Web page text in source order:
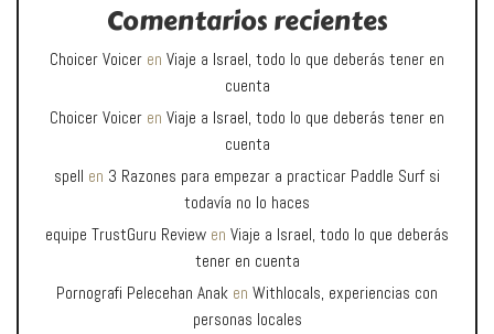
Comentarios recientes
Choicer Voicer en Viaje a Israel, todo lo que deberás tener en
cuenta
Choicer Voicer en Viaje a Israel, todo lo que deberás tener en
cuenta
spell en 3 Razones para empezar a practicar Paddle Surf si
todavía no lo haces
equipe TrustGuru Review en Viaje a Israel, todo lo que deberás
tener en cuenta
Pornografi Pelecehan Anak en Withlocals, experiencias con
personas locales